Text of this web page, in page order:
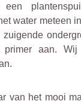
een
water meteen
zuigende
primer aan.
van het mooi